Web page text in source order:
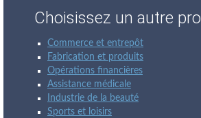
Choisissez un autre
Commerce et entrepôt
Fabrication et produits
Opérations financières
Assistance médicale
Industrie de la beauté
Sports et loisirs